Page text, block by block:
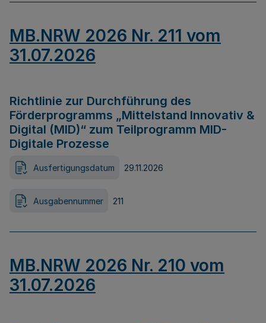
MB.NRW 2026 Nr. 211 vom
31.07.2026
Richtlinie zur Durchführung des
Förderprogramms „Mittelstand Innovativ &
Digital (MID)“ zum Teilprogramm MID-
Digitale Prozesse
Ausfertigungsdatum 29.11.2026
Ausgabennummer 211
MB.NRW 2026 Nr. 210 vom
31.07.2026